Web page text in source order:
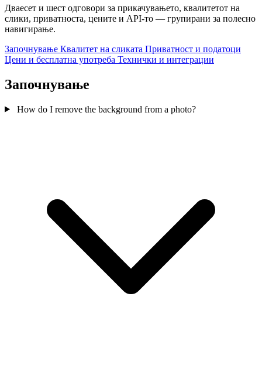
Дваесет и шест одговори за прикачувањето, квалитетот на
слики, приватноста, цените и API-то — групирани за полесно
навигирање.
Започнување Квалитет на сликата Приватност и податоци
Цени и бесплатна употреба Технички и интеграции
Започнување
How do I remove the background from a photo?